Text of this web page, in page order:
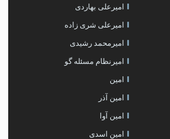
امیرعلی بهاردی
امیرعلی شری زاده
امیرمحمد رشیدی
امیرنظام مسئله گو
امین
امین آذر
امین آوا
امین اسدی